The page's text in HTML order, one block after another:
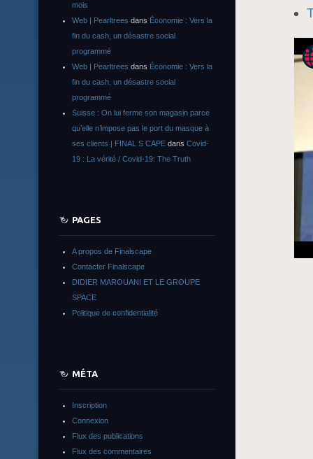
mois
Web | Pearltrees dans Économie : Vers la
fin du cash, un désastre social
programmé
Web | Pearltrees dans Économie : Vers la
fin du cash, un désastre social
programmé
Suisse : On lui ferme son magasin parce
qu’elle n’impose pas le port du masque à
ses clients | FINAL S CAPE dans Covid-
19 : La vérité / Covid-19: The Truth
PAGES
A propos de Finalscape
Contacter Finalscape
DIDIER MAROUANI ET LE GROUPE
SPACE
Politique de confidentialité
MÉTA
Inscription
Connexion
Flux des publications
Flux des commentaires